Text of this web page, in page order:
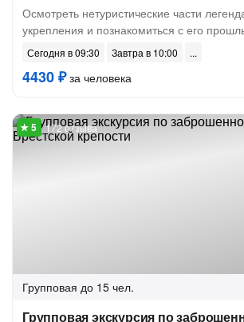
Осмотреть нетуристические части
укрепления и познакомиться с его
Сегодня в 09:30 Завтра в 10:00
4430 ₽за человека
172 отзыва
Групповая до 15 чел.
Групповая экскурсия по